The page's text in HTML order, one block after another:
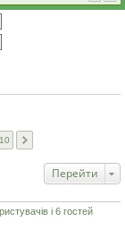
10
Перейти
і 6 гостей